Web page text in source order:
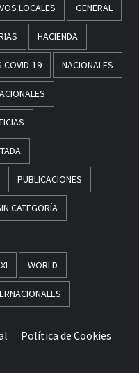
LOCALES GENERAL
HACIENDA
COVID-19 NACIONALES
PUBLICACIONES
CATEGORÍA
WORLD
Política de Cookies